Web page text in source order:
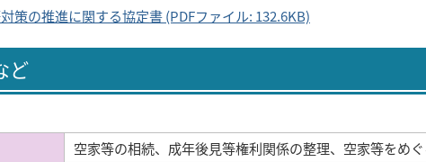
策の推進に関する協定書 (PDFファイル: 132.6KB)
ど
空家等の相続、成年後見等権利関係の整理、空家等をめ